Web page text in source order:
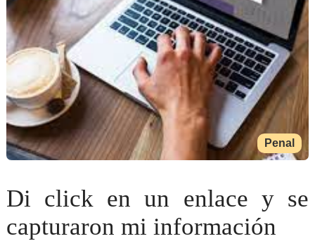
Penal
Di click en un enlace y se
capturaron mi información